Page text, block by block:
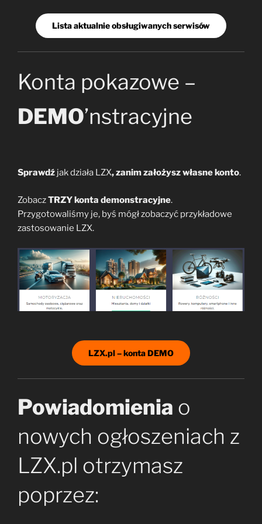
Lista aktualnie obsługiwanych serwisów
Konta pokazowe –
DEMO’nstracyjne
Sprawdź jak działa LZX, zanim założysz własne konto.
ZobaczTRZY konta demonstracyjne.
Przygotowaliśmy je, byś mógł zobaczyć przykładowe
zastosowanie LZX.
LZX.pl – konta DEMO
Powiadomienia o
nowych ogłoszeniach z
LZX.pl otrzymasz
poprzez: